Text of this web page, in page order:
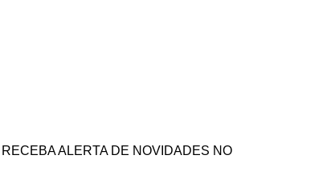
ALERTA DE NOVIDADES NO